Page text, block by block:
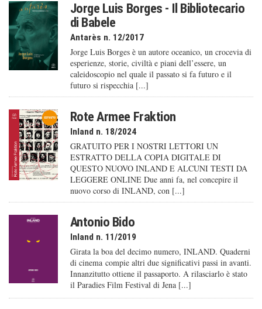
Jorge Luis Borges - Il Bibliotecario
di Babele
Antarès n. 12/2017
Jorge Luis Borges è un autore oceanico, un crocevia di
esperienze, storie, civiltà e piani dell’essere, un
caleido­scopio nel quale il passato si fa futuro e il
futuro si rispecchia [...]
Rote Armee Fraktion
Inland n. 18/2024
GRATUITO PER I NOSTRI LETTORI UN
ESTRATTO DELLA COPIA DIGITALE DI
QUESTO NUOVO INLAND E ALCUNI TESTI DA
LEGGERE ONLINE Due anni fa, nel concepire il
nuovo corso di INLAND, con [...]
Antonio Bido
Inland n. 11/2019
Girata la boa del decimo numero, INLAND. Quaderni
di cinema compie altri due significativi passi in avanti.
Innanzitutto ottiene il passaporto. A rilasciarlo è stato
il Paradies Film Festival di Jena [...]